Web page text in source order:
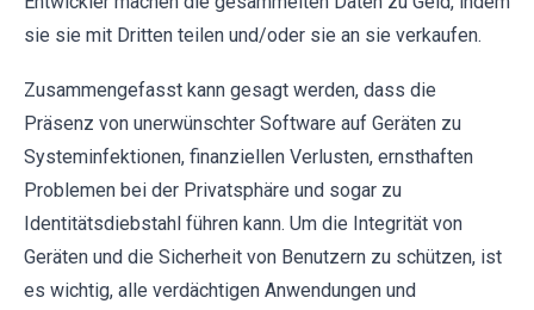
sie sie mit Dritten teilen und/oder sie an sie verkaufen.
Zusammengefasst kann gesagt werden, dass die
Präsenz von unerwünschter Software auf Geräten zu
Systeminfektionen, finanziellen Verlusten, ernsthaften
Problemen bei der Privatsphäre und sogar zu
Identitätsdiebstahl führen kann. Um die Integrität von
Geräten und die Sicherheit von Benutzern zu schützen, ist
es wichtig, alle verdächtigen Anwendungen und